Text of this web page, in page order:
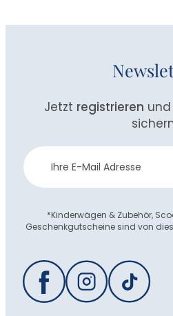
Jetzt registrieren und
Newsletter
Anmeldung
*Kinderwägen & Zubehör,
Geschenkgutscheine sind von